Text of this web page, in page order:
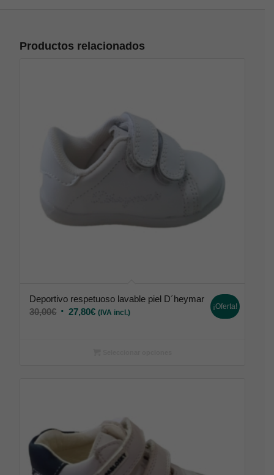
Productos relacionados
Deportivo respetuoso lavable piel D´heymar
30,00€ 27,80€ (IVA incl.)
¡Oferta!